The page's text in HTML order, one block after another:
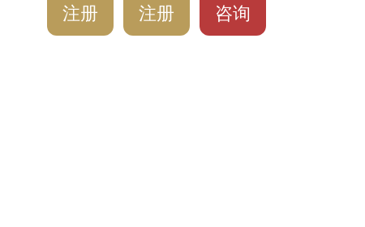
婚，共73天！三个月不
到！是什么让婧婧在爱无
界的教练服务中这么快速
注册
注册
咨询